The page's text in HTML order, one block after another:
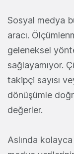
Sosyal medya
aracı.
geleneksel
sağlayamıyor.
takipçi sayısı
dönüşümle
değerler.
Aslında